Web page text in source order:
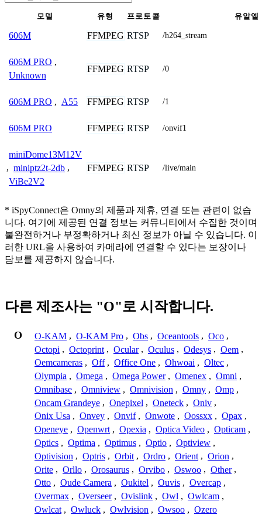
모델 유형 프로토콜 유알엘
606M FFMPEG RTSP /h264_stream
606M PRO ,
Unknown
FFMPEG RTSP /0
606M PRO , A55 FFMPEG RTSP /1
606M PRO FFMPEG RTSP /onvif1
miniDome13M12V
, miniptz2t-2db ,
ViBe2V2
FFMPEG RTSP /live/main
* iSpyConnect은 Omny의 제품과 제휴, 연결 또는 관련이 없습
니다. 여기에 제공된 연결 정보는 커뮤니티에서 수집한 것이며
불완전하거나 부정확하거나 최신 정보가 아닐 수 있습니다. 이
러한 URL을 사용하여 카메라에 연결할 수 있다는 보장이나
담보를 제공하지 않습니다.
다른 제조사는 "O"로 시작합니다.
O O-KAM , O-KAM Pro , Obs , Oceantools , Oco ,
Octopi , Octoprint , Ocular , Oculus , Odesys , Oem ,
Oemcameras , Off , Office One , Ohwoai , Oltec ,
Olympia , Omega , Omega Power , Omenex , Omni ,
Omnibase , Omniview , Omnivision , Omny , Omp ,
Oncam Grandeye , Onepixel , Oneteck , Oniv ,
Onix Usa , Onvey , Onvif , Onwote , Oossxx , Opax ,
Openeye , Openwrt , Opexia , Optica Video , Opticam ,
Optics , Optima , Optimus , Optio , Optiview ,
Optivision , Optris , Orbit , Ordro , Orient , Orion ,
Orite , Orllo , Orosaurus , Orvibo , Oswoo , Other ,
Otto , Oude Camera , Oukitel , Ouvis , Overcap ,
Overmax , Overseer , Ovislink , Owl , Owlcam ,
Owlcat , Owluck , Owlvision , Owsoo , Ozero